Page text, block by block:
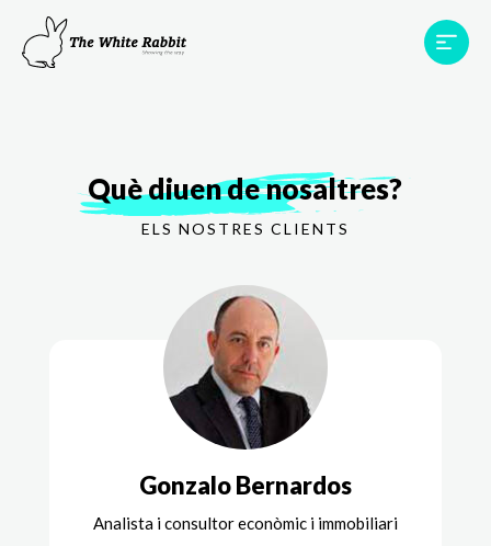
Projectes
Què diuen de nosaltres?
ELS NOSTRES CLIENTS
Gonzalo Bernardos
Analista i consultor econòmic i immobiliari